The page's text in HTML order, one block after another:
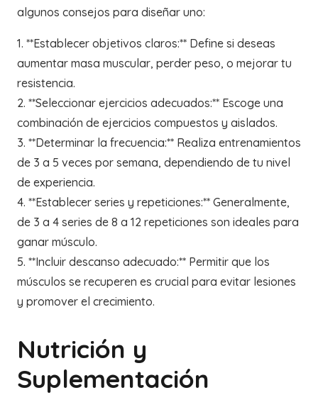
algunos consejos para diseñar uno:
1. **Establecer objetivos claros:** Define si deseas
aumentar masa muscular, perder peso, o mejorar tu
resistencia.
2. **Seleccionar ejercicios adecuados:** Escoge una
combinación de ejercicios compuestos y aislados.
3. **Determinar la frecuencia:** Realiza entrenamientos
de 3 a 5 veces por semana, dependiendo de tu nivel
de experiencia.
4. **Establecer series y repeticiones:** Generalmente,
de 3 a 4 series de 8 a 12 repeticiones son ideales para
ganar músculo.
5. **Incluir descanso adecuado:** Permitir que los
músculos se recuperen es crucial para evitar lesiones
y promover el crecimiento.
Nutrición y
Suplementación